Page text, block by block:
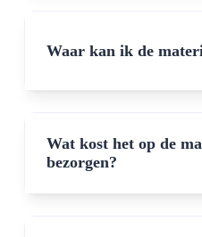
Waar kan ik de
Wat kost het op de
bezorgen?